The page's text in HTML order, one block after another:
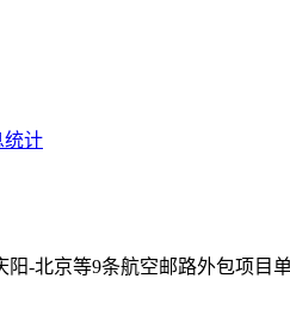
统计
-北京等9条航空邮路外包项目